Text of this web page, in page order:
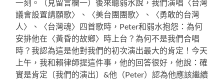
一刻。（見留言欄一）後來聽弱水說，我們演唱〈台灣
議會設置請願歌〉、〈美台團團歌〉、〈勇敢的台灣
人〉、〈台灣魂〉四首歌時，Peter和弱水抱怨：為何
安排他在〈黃昏的故鄉〉時上台？為何不是我們合唱
時？我認為這是他對我們的初次演出最大的肯定！今天
上午，我和賴律師提這件事，他的回答很好，他說：確
實是肯定〔我們的演出〕&他（Peter）認為他應該繼續